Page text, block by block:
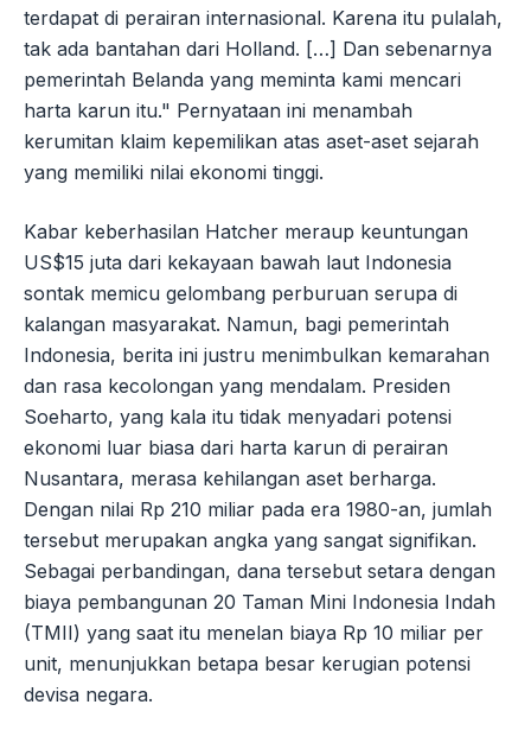
terdapat di perairan internasional. Karena itu pulalah,
tak ada bantahan dari Holland. […] Dan sebenarnya
pemerintah Belanda yang meminta kami mencari
harta karun itu." Pernyataan ini menambah
kerumitan klaim kepemilikan atas aset-aset sejarah
yang memiliki nilai ekonomi tinggi.
Kabar keberhasilan Hatcher meraup keuntungan
US$15 juta dari kekayaan bawah laut Indonesia
sontak memicu gelombang perburuan serupa di
kalangan masyarakat. Namun, bagi pemerintah
Indonesia, berita ini justru menimbulkan kemarahan
dan rasa kecolongan yang mendalam. Presiden
Soeharto, yang kala itu tidak menyadari potensi
ekonomi luar biasa dari harta karun di perairan
Nusantara, merasa kehilangan aset berharga.
Dengan nilai Rp 210 miliar pada era 1980-an, jumlah
tersebut merupakan angka yang sangat signifikan.
Sebagai perbandingan, dana tersebut setara dengan
biaya pembangunan 20 Taman Mini Indonesia Indah
(TMII) yang saat itu menelan biaya Rp 10 miliar per
unit, menunjukkan betapa besar kerugian potensi
devisa negara.